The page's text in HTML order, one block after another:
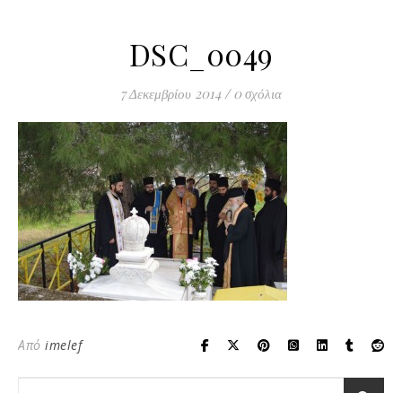
DSC_0049
7 Δεκεμβρίου 2014 / 0 σχόλια
Από imelef